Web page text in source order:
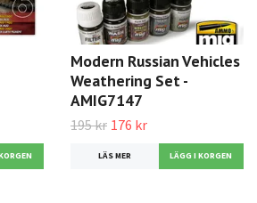
Modern Russian Vehicles
Weathering Set -
AMIG7147
195 kr 176 kr
LÄS MER